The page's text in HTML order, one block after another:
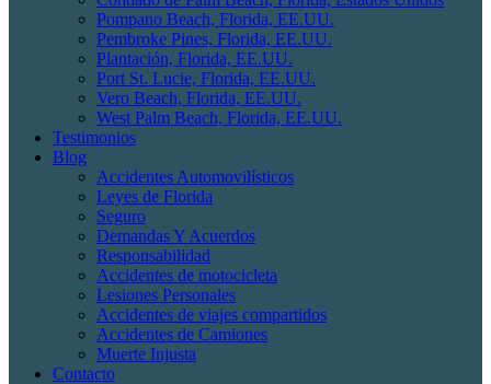
Pompano Beach, Florida, EE.UU.
Pembroke Pines, Florida, EE.UU.
Plantación, Florida, EE.UU.
Port St. Lucie, Florida, EE.UU.
Vero Beach, Florida, EE.UU.
West Palm Beach, Florida, EE.UU.
Testimonios
Blog
Accidentes Automovilísticos
Leyes de Florida
Seguro
Demandas Y Acuerdos
Responsabilidad
Accidentes de motocicleta
Lesiones Personales
Accidentes de viajes compartidos
Accidentes de Camiones
Muerte Injusta
Contacto